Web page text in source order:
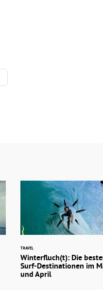
TRAVEL
Winterfluch(t): Die
Surf-Destinationen im
und April